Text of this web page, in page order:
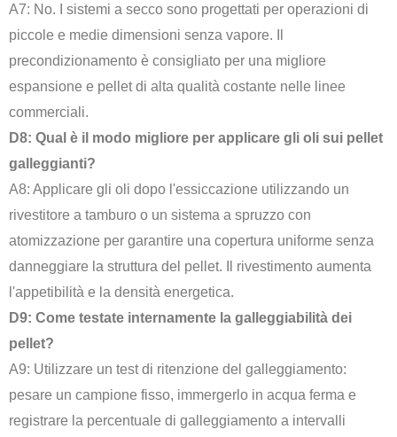
A7: No. I sistemi a secco sono progettati per operazioni di
piccole e medie dimensioni senza vapore. Il
precondizionamento è consigliato per una migliore
espansione e pellet di alta qualità costante nelle linee
commerciali.
D8: Qual è il modo migliore per applicare gli oli sui pellet
galleggianti?
A8: Applicare gli oli dopo l'essiccazione utilizzando un
rivestitore a tamburo o un sistema a spruzzo con
atomizzazione per garantire una copertura uniforme senza
danneggiare la struttura del pellet. Il rivestimento aumenta
l'appetibilità e la densità energetica.
D9: Come testate internamente la galleggiabilità dei
pellet?
A9: Utilizzare un test di ritenzione del galleggiamento:
pesare un campione fisso, immergerlo in acqua ferma e
registrare la percentuale di galleggiamento a intervalli
Turkish
Portuguese